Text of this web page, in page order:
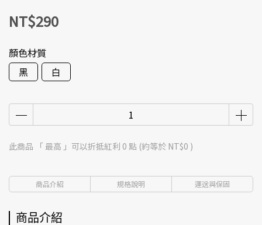
NT$290
顏色材質
黑
白
此商品 「 最高 」可以折抵紅利 0 點 (約等於 NT$0 )
商品介紹 規格說明 運送與保固
商品介紹